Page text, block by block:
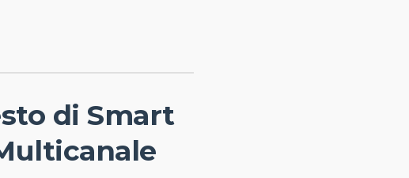
di Smart